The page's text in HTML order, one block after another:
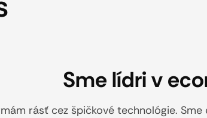
Sme lídri v
rásť cez špičkové technológie.